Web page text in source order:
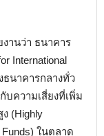
งานว่า ธนาคาร
International
ธนาคารกลางทั่ว
บความเสี่ยงที่เพิ่ม
(Highly
ในตลาด